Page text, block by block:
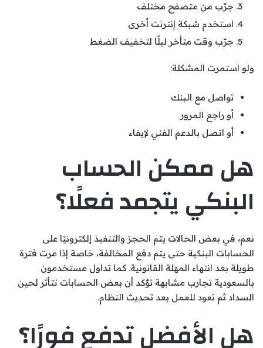
جرّب من متصفح مختلف
استخدم شبكة إنترنت أخرى
جرّب وقت متأخر ليلًا لتخفيف الضغط
ولو استمرت المشكلة:
تواصل مع البنك
أو راجع المرور
أو اتصل بالدعم الفني لإيفاء
هل ممكن الحساب
البنكي يتجمد فعلًا؟
نعم، في بعض الحالات يتم الحجز والتنفيذ إلكترونيًا على
الحسابات البنكية حتى يتم دفع المخالفة، خاصة إذا مرت فترة
طويلة بعد انتهاء المهلة القانونية. كما تداول مستخدمون
بالسعودية تجارب مشابهة تؤكد أن بعض الحسابات تتأثر لحين
السداد ثم تعود للعمل بعد تحديث النظام.
هل الأفضل تدفع فورًا؟